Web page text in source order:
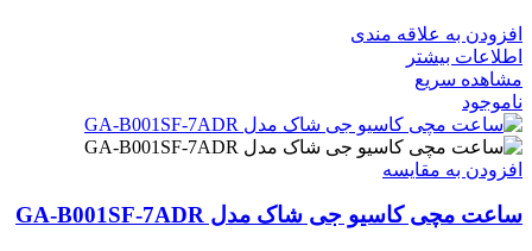
افزودن به علاقه مندی
اطلاعات بیشتر
مشاهده سریع
ناموجود
افزودن به مقایسه
ساعت مچی کاسیو جی شاک مدل GA-B001SF-7ADR